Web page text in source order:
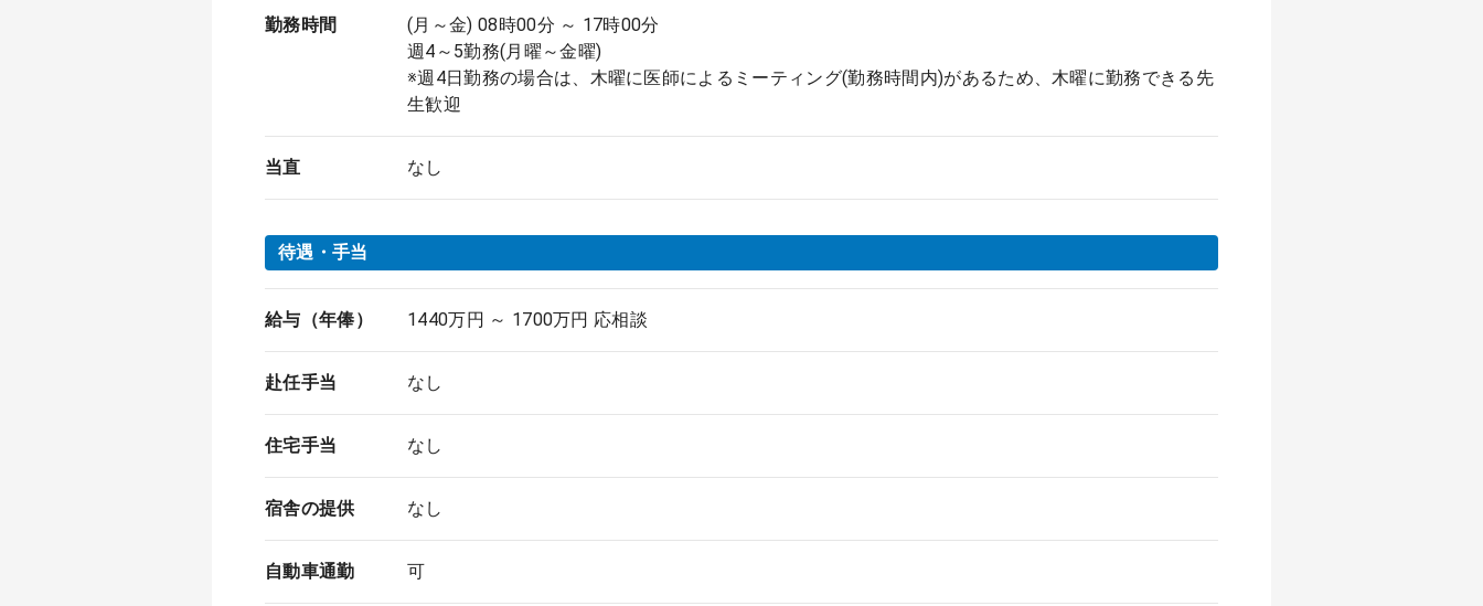
勤務時間
(月～金) 08時00分 ～ 17時00分
週4～5勤務(月曜～金曜)
※週4日勤務の場合は、木曜に医師によるミーティング(勤務時間内)があるため、木曜に勤務できる先
生歓迎
当直 なし
待遇・手当
給与（年俸） 1440万円 ～ 1700万円 応相談
赴任手当 なし
住宅手当 なし
宿舎の提供 なし
自動車通勤 可